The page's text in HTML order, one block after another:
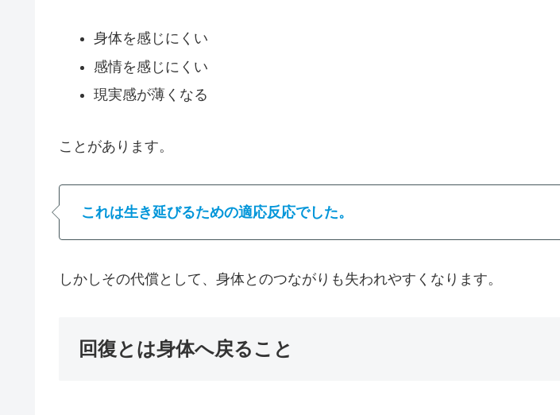
身体を感じにくい
感情を感じにくい
現実感が薄くなる
ことがあります。
これは生き延びるための適応反応でした。
しかしその代償として、身体とのつながりも失われやすくなります。
回復とは身体へ戻ること